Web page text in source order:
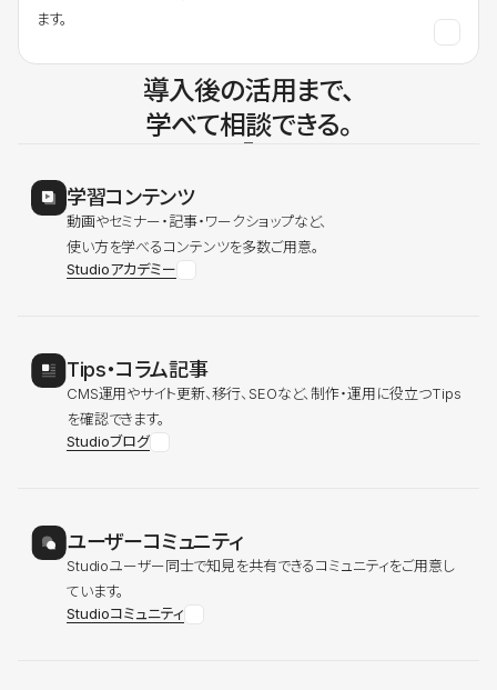
ます。
導入後の活用まで、
学べて相談できる。
学習コンテンツ
動画やセミナー・記事・ワークショップなど、
使い方を学べるコンテンツを多数ご用意。
Studioアカデミー
Tips・コラム記事
CMS運用やサイト更新、移行、SEOなど、制作・運用に役立つTips
を確認できます。
Studioブログ
ユーザーコミュニティ
Studioユーザー同士で知見を共有できるコミュニティをご用意し
ています。
Studioコミュニティ